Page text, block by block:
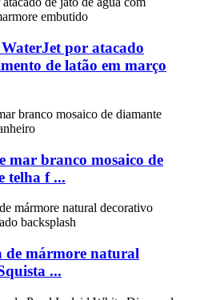
por atacado
de latão em março
mar branco mosaico de
telha f ...
de mármore natural
...